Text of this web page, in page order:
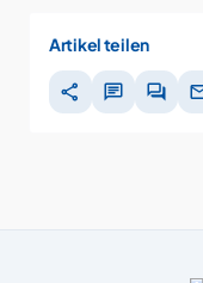
Artikel teilen
share chat forum